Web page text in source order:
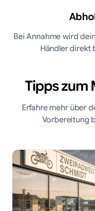
Bei Annahme wird
Händler direkt
Tipps
Erfahre mehr über
Vorbereitung